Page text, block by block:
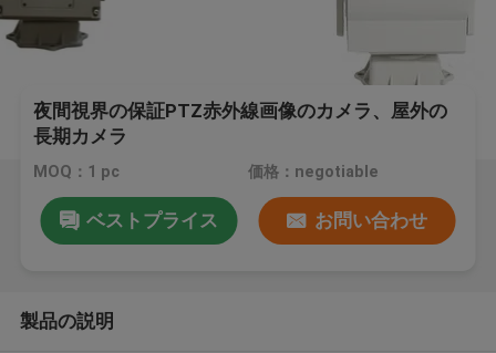
夜間視界の保証PTZ赤外線画像のカメラ、屋外の
長期カメラ
MOQ：1 pc 価格：negotiable
ベストプライス お問い合わせ
製品の説明